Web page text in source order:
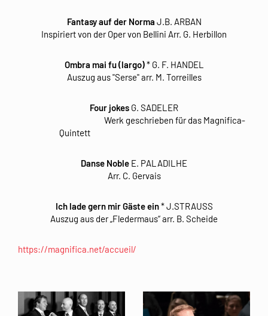
Fantasy auf der Norma J.B. ARBAN
Inspiriert von der Oper von Bellini Arr. G. Herbillon
Ombra mai fu (largo)* G. F. HANDEL
Auszug aus "Serse" arr. M. Torreilles
Four jokes G. SADELER
Werk geschrieben für das Magnifica-
Quintett
Danse Noble E. PALADILHE
Arr. C. Gervais
Ich lade gern mir Gäste ein* J.STRAUSS
Auszug aus der „Fledermaus“ arr. B. Scheide
https://magnifica.net/accueil/